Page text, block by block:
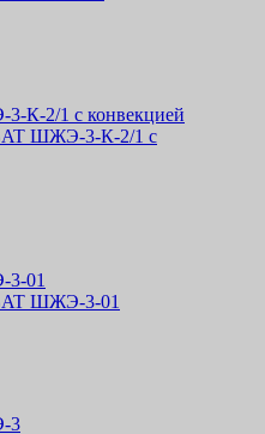
ШЖЭ‑3‑К‑2/1 с
ШЖЭ‑3‑01